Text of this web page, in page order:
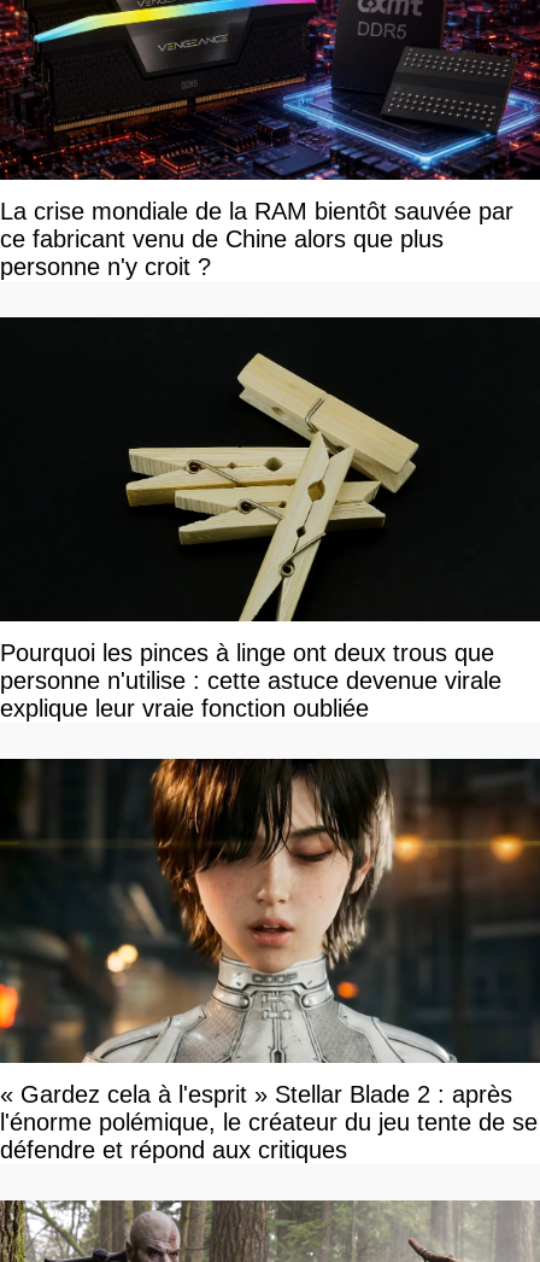
La crise mondiale de la RAM bientôt sauvée par
ce fabricant venu de Chine alors que plus
personne n'y croit ?
Pourquoi les pinces à linge ont deux trous que
personne n'utilise : cette astuce devenue virale
explique leur vraie fonction oubliée
« Gardez cela à l'esprit » Stellar Blade 2 : après
l'énorme polémique, le créateur du jeu tente de se
défendre et répond aux critiques